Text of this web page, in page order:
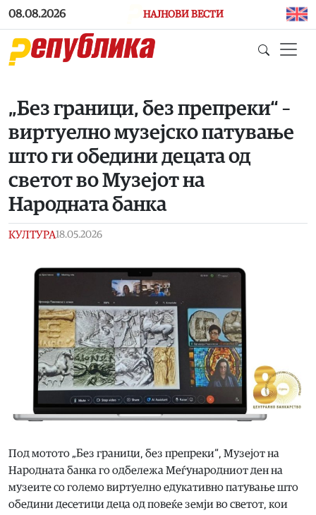
Skip to main content
08.08.2026 НАЈНОВИ ВЕСТИ
„Без граници, без препреки“ –
виртуелно музејско патување
што ги обедини децата од
светот во Музејот на
Народната банка
КУЛТУРА18.05.2026
Под мотото „Без граници, без препреки“, Музејот на
Народната банка го одбележа Меѓународниот ден на
музеите со големо виртуелно едукативно патување што
обедини десетици деца од повеќе земји во светот, кои